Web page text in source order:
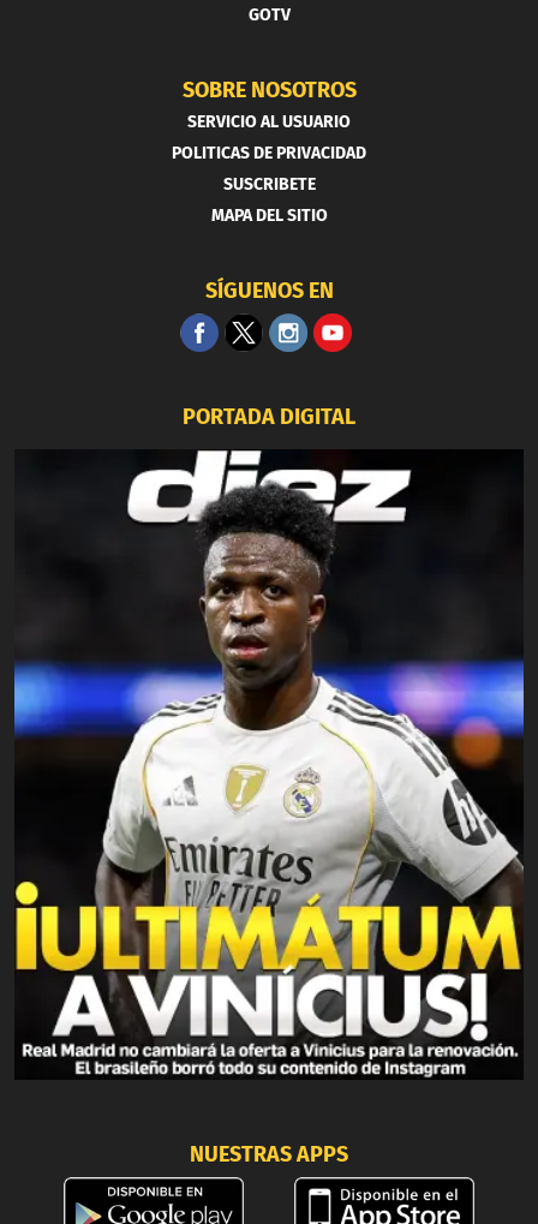
GOTV
SOBRE NOSOTROS
SERVICIO AL USUARIO
POLITICAS DE PRIVACIDAD
SUSCRIBETE
MAPA DEL SITIO
SÍGUENOS EN
PORTADA DIGITAL
NUESTRAS APPS